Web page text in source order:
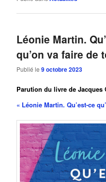
Léonie Martin.
qu’on va faire de
Publié le9 octobre 2023
Parution du livre de Jacques
« Léonie Martin. Qu’est-ce